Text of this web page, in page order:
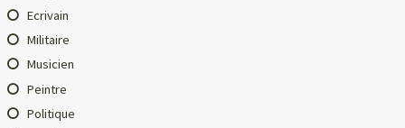
Ecrivain
Militaire
Musicien
Peintre
Politique